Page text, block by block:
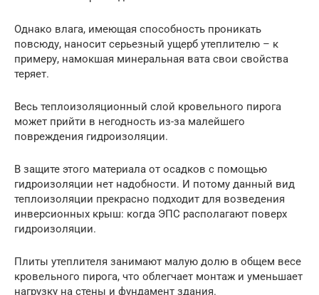
Однако влага, имеющая способность проникать
повсюду, наносит серьезный ущерб утеплителю – к
примеру, намокшая минеральная вата свои свойства
теряет.
Весь теплоизоляционный слой кровельного пирога
может прийти в негодность из-за малейшего
повреждения гидроизоляции.
В защите этого материала от осадков с помощью
гидроизоляции нет надобности. И потому данный вид
теплоизоляции прекрасно подходит для возведения
инверсионных крыш: когда ЭПС располагают поверх
гидроизоляции.
Плиты утеплителя занимают малую долю в общем весе
кровельного пирога, что облегчает монтаж и уменьшает
нагрузку на стены и фундамент здания.